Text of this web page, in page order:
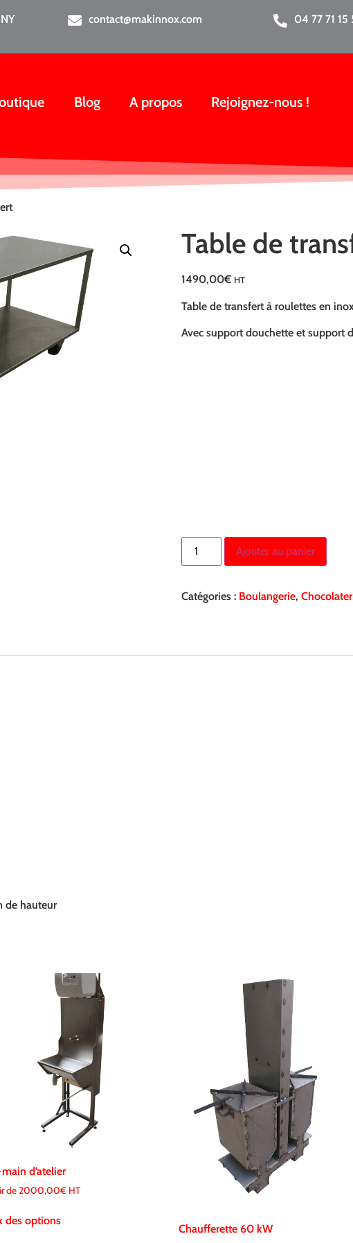
contact@makinnox.com 04 77 71 15
Blog A propos Rejoignez-nous !
Table de
1490,00€ HT
Table de transfert à roulettes en
Avec support douchette et support
Ajouter au panier
Catégories : Boulangerie,
de hauteur
d’atelier
de2000,00€HT
des options
Chaufferette 60 kW